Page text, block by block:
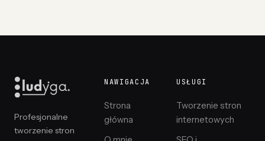
Profesjonalne
tworzenie stron
NAWIGACJA
Strona
główna
USŁUGI
Tworzenie stron
internetowych